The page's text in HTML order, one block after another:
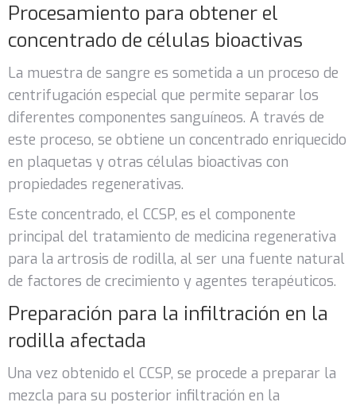
Procesamiento para obtener el
concentrado de células bioactivas
La muestra de sangre es sometida a un proceso de
centrifugación especial que permite separar los
diferentes componentes sanguíneos. A través de
este proceso, se obtiene un concentrado enriquecido
en plaquetas y otras células bioactivas con
propiedades regenerativas.
Este concentrado, el CCSP, es el componente
principal del tratamiento de medicina regenerativa
para la artrosis de rodilla, al ser una fuente natural
de factores de crecimiento y agentes terapéuticos.
Preparación para la infiltración en la
rodilla afectada
Una vez obtenido el CCSP, se procede a preparar la
mezcla para su posterior infiltración en la